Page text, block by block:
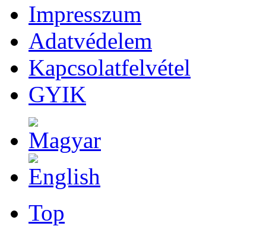
Impresszum
Adatvédelem
Kapcsolatfelvétel
GYIK
Top